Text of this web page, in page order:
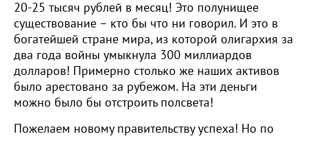
20-25 тысяч рублей в месяц! Это полунищее
существование – кто бы что ни говорил. И это в
богатейшей стране мира, из которой олигархия за
два года войны умыкнула 300 миллиардов
долларов! Примерно столько же наших активов
было арестовано за рубежом. На эти деньги
можно было бы отстроить полсвета!
Пожелаем новому правительству успеха! Но по